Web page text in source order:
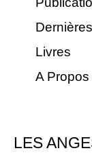
Livres
A Propos
LES